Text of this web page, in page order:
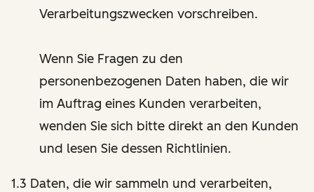
Verarbeitungszwecken vorschreiben.
Wenn Sie Fragen zu den
personenbezogenen Daten haben, die wir
im Auftrag eines Kunden verarbeiten,
wenden Sie sich bitte direkt an den Kunden
und lesen Sie dessen Richtlinien.
1.3 Daten, die wir sammeln und verarbeiten,